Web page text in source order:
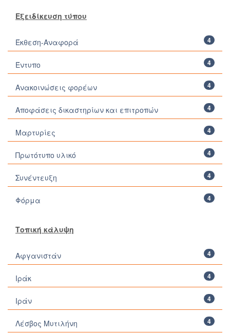
Εξειδίκευση τύπου
4
Έκθεση-Αναφορά
4
Έντυπο
4
Ανακοινώσεις φορέων
4
Αποφάσεις δικαστηρίων και επιτροπών
4
Μαρτυρίες
4
Πρωτότυπο υλικό
4
Συνέντευξη
4
Φόρμα
Τοπική κάλυψη
4
Αφγανιστάν
4
Ιράκ
4
Ιράν
4
Λέσβος Μυτιλήνη